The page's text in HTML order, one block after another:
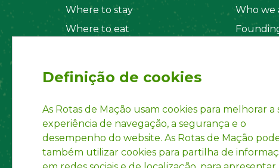
Where to stay
Where to eat
Who we
Privacy
INPI
Definição de cookies
As Rotas de Mação usam cookies para melhorar a
experiência de navegação, a segurança e o
desempenho do website. As Rotas de Mação
também utilizar cookies para partilha de